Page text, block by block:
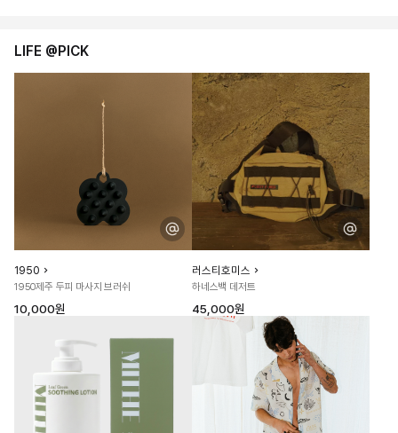
LIFE @PICK
1950
1950제주 두피 마사지 브러쉬
10,000원
러스티호미스
하네스백 데저트
45,000원